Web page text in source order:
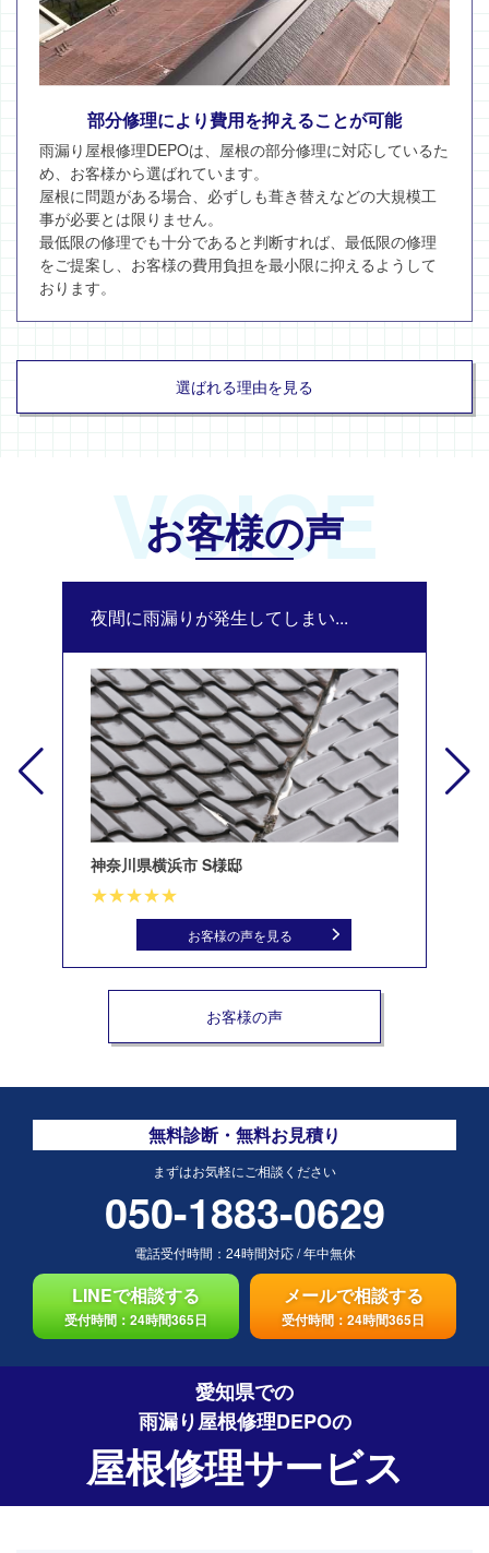
部分修理により費用を抑えることが可能
雨漏り屋根修理DEPOは、屋根の部分修理に対応しているた
め、お客様から選ばれています。
屋根に問題がある場合、必ずしも葺き替えなどの大規模工
事が必要とは限りません。
最低限の修理でも十分であると判断すれば、最低限の修理
をご提案し、お客様の費用負担を最小限に抑えるようして
おります。
選ばれる理由を見る
VOICE
お客様の声
夜間に雨漏りが発生してしまい...
神奈川県横浜市 S様邸
お客様の声を見る
お客様の声
無料診断・無料お見積り
まずはお気軽にご相談ください
050-1883-0629
電話受付時間： 24時間対応/年中無休
LINEで相談する
受付時間：24時間365日
メールで相談する
受付時間：24時間365日
愛知県での
雨漏り屋根修理DEPOの
屋根修理サービス